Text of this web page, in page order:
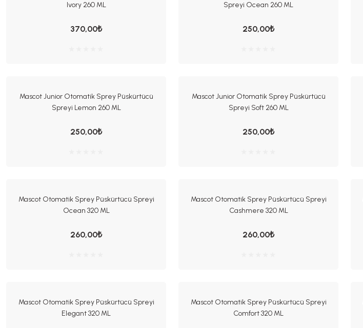
Ivory 260 ML
370,00₺
Spreyi Ocean 260 ML
250,00₺
Mascot Junior Otomatik Sprey Püskürtücü
Spreyi Lemon 260 ML
250,00₺
Mascot Junior Otomatik Sprey Püskürtücü
Spreyi Soft 260 ML
250,00₺
Mascot Otomatik Sprey Püskürtücü Spreyi
Ocean 320 ML
260,00₺
Mascot Otomatik Sprey Püskürtücü Spreyi
Cashmere 320 ML
260,00₺
Mascot Otomatik Sprey Püskürtücü Spreyi
Elegant 320 ML
Mascot Otomatik Sprey Püskürtücü Spreyi
Comfort 320 ML